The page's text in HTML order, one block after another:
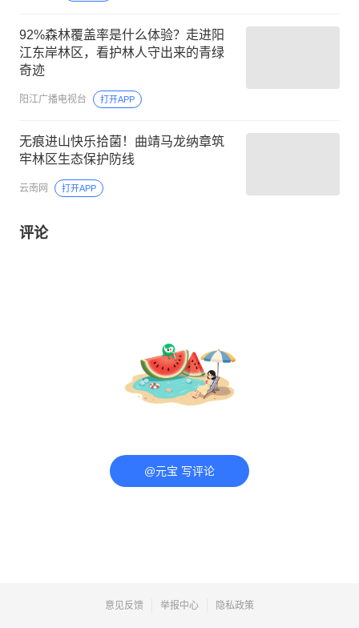
92%森林覆盖率是什么体验？走进阳
江东岸林区，看护林人守出来的青绿
奇迹
阳江广播电视台 打开APP
无痕进山快乐拾菌！曲靖马龙纳章筑
牢林区生态保护防线
云南网 打开APP
评论
@元宝 写评论
意见反馈 举报中心 隐私政策